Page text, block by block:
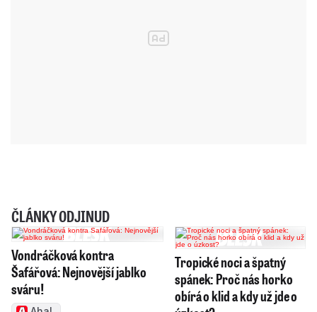
ČLÁNKY ODJINUD
Vondráčková kontra
Šafářová: Nejnovější jablko
sváru!
Tropické noci a špatný
spánek: Proč nás horko
obírá o klid a kdy už jde o